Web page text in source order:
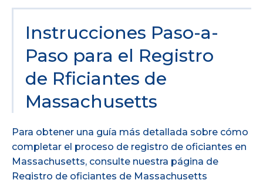
Instrucciones Paso-a-
Paso para el Registro
de Rficiantes de
Massachusetts
Para obtener una guía más detallada sobre cómo
completar el proceso de registro de oficiantes en
Massachusetts, consulte nuestra página de
Registro de oficiantes de Massachusetts